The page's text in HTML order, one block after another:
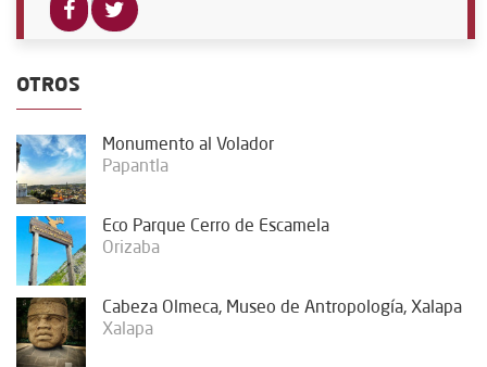
OTROS
Monumento al Volador
Papantla
Eco Parque Cerro de Escamela
Orizaba
Cabeza Olmeca, Museo de Antropología, Xalapa
Xalapa